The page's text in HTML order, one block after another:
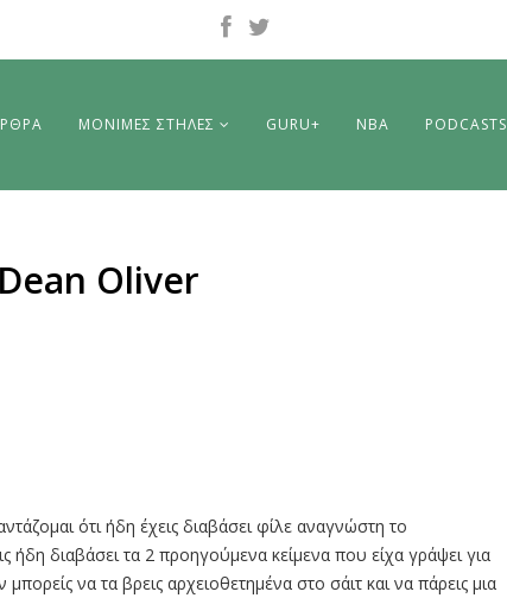
ΜΟΝΙΜΕΣ ΣΤΗΛΕΣ GURU+ NBA PODCASTS
Oliver
ότι ήδη έχεις διαβάσει φίλε αναγνώστη το
διαβάσει τα 2 προηγούμενα κείμενα που είχα γράψει για
να τα βρεις αρχειοθετημένα στο σάιτ και να πάρεις μια